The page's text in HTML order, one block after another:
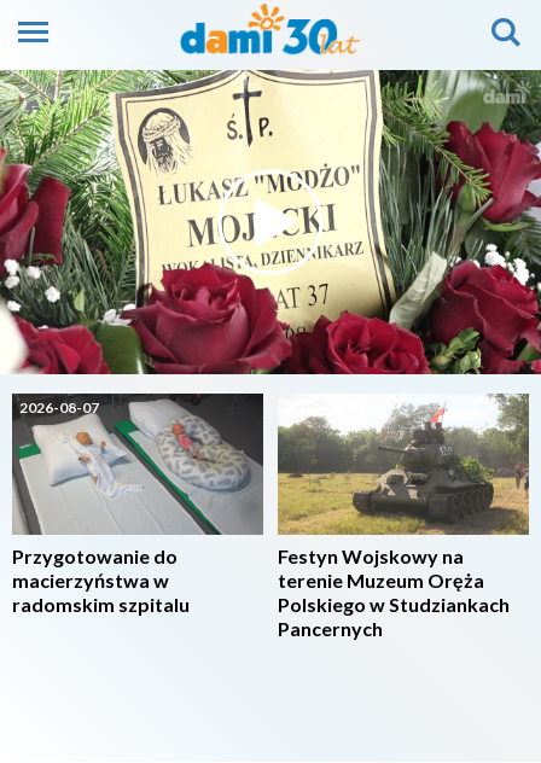
2026-08-07
Przygotowanie do
macierzyństwa w
radomskim szpitalu
Festyn Wojskowy na
terenie Muzeum Oręża
Polskiego w Studziankach
Pancernych